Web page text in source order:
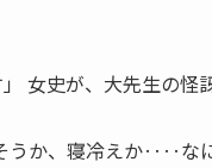
女史が、大先生の怪
うか、寝冷えか‥‥な